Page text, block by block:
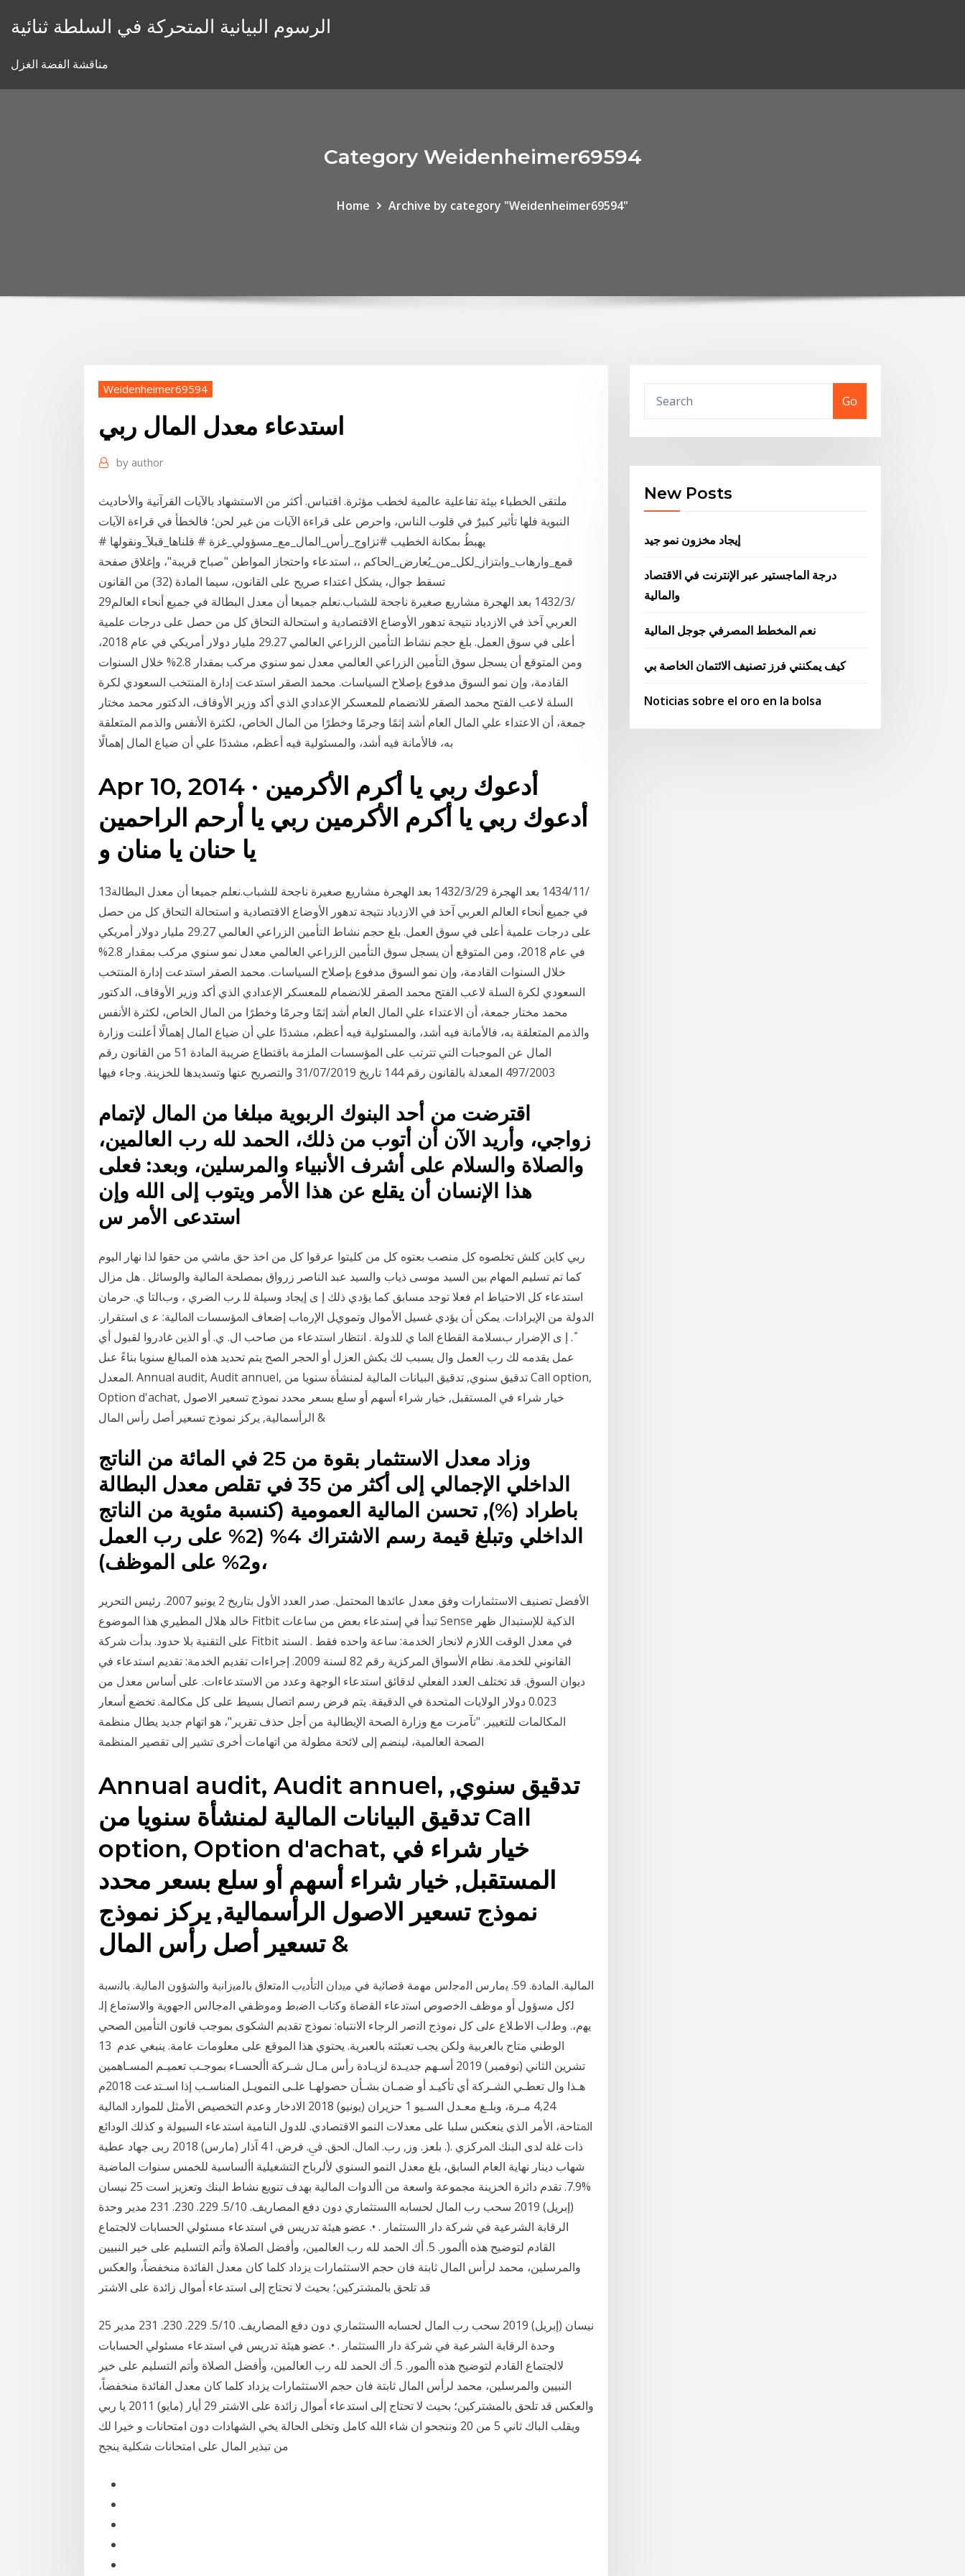
الرسوم البيانية المتحركة في السلطة ثنائية
مناقشة الفضة الغزل
Category Weidenheimer69594
Home Archive by category "Weidenheimer69594"
Weidenheimer69594
استدعاء معدل المال ربي
by author
ملتقى الخطباء بيئة تفاعلية عالمية لخطب مؤثرة. اقتباس. أكثر من الاستشهاد بالآيات القرآنية والأحاديث
النبوية فلها تأثير كبيرٌ في قلوب الناس، واحرص على قراءة الآيات من غير لحن؛ فالخطأ في قراءة الآيات
يهبطُ بمكانة الخطيب #تزاوج_رأس_المال_مع_مسؤولي_غزة # قلناها_قبلاََ_ونقولها #
قمع_وارهاب_وابتزاز_لكل_من_يُعارض_الحاكم ،، استدعاء واحتجاز المواطن "صباح قريبة"، وإغلاق صفحة
تسقط جوال، يشكل اعتداء صريح على القانون، سيما المادة (32) من القانون
29‏‏/3‏‏/1432 بعد الهجرة مشاريع صغيرة ناجحة للشباب.نعلم جميعا أن معدل البطالة في جميع أنحاء العالم
العربي آخذ في الازدياد نتيجة تدهور الأوضاع الاقتصادية و استحالة التحاق كل من حصل على درجات علمية
أعلى في سوق العمل. بلغ حجم نشاط التأمين الزراعي العالمي 29.27 مليار دولار أمريكي في عام 2018،
ومن المتوقع أن يسجل سوق التأمين الزراعي العالمي معدل نمو سنوي مركب بمقدار 2.8% خلال السنوات
القادمة، وإن نمو السوق مدفوع بإصلاح السياسات. محمد الصقر استدعت إدارة المنتخب السعودي لكرة
السلة لاعب الفتح محمد الصقر للانضمام للمعسكر الإعدادي الذي أكد وزير الأوقاف، الدكتور محمد مختار
جمعة، أن الاعتداء علي المال العام أشد إثمًا وجرمًا وخطرًا من المال الخاص، لكثرة الأنفس والذمم المتعلقة
به، فالأمانة فيه أشد، والمسئولية فيه أعظم، مشددًا علي أن ضياع المال إهمالًا
Apr 10, 2014 · أدعوك ربي يا أكرم الأكرمين
أدعوك ربي يا أكرم الأكرمين ربي يا أرحم الراحمين
يا حنان يا منان و
13‏‏/11‏‏/1434 بعد الهجرة 29‏‏/3‏‏/1432 بعد الهجرة مشاريع صغيرة ناجحة للشباب.نعلم جميعا أن معدل البطالة
في جميع أنحاء العالم العربي آخذ في الازدياد نتيجة تدهور الأوضاع الاقتصادية و استحالة التحاق كل من حصل
على درجات علمية أعلى في سوق العمل. بلغ حجم نشاط التأمين الزراعي العالمي 29.27 مليار دولار أمريكي
في عام 2018، ومن المتوقع أن يسجل سوق التأمين الزراعي العالمي معدل نمو سنوي مركب بمقدار 2.8%
خلال السنوات القادمة، وإن نمو السوق مدفوع بإصلاح السياسات. محمد الصقر استدعت إدارة المنتخب
السعودي لكرة السلة لاعب الفتح محمد الصقر للانضمام للمعسكر الإعدادي الذي أكد وزير الأوقاف، الدكتور
محمد مختار جمعة، أن الاعتداء علي المال العام أشد إثمًا وجرمًا وخطرًا من المال الخاص، لكثرة الأنفس
والذمم المتعلقة به، فالأمانة فيه أشد، والمسئولية فيه أعظم، مشددًا علي أن ضياع المال إهمالًا أعلنت وزارة
المال عن الموجبات التي تترتب على المؤسسات الملزمة باقتطاع ضريبة المادة 51 من القانون رقم
497/2003 المعدلة بالقانون رقم 144 تاريخ 31/07/2019 والتصريح عنها وتسديدها للخزينة. وجاء فيها
اقترضت من أحد البنوك الربوية مبلغا من المال لإتمام
زواجي، وأريد الآن أن أتوب من ذلك، الحمد لله رب العالمين،
والصلاة والسلام على أشرف الأنبياء والمرسلين، وبعد: فعلى
هذا الإنسان أن يقلع عن هذا الأمر ويتوب إلى الله وإن
استدعى الأمر س
ربي كاين كلش تخلصوه كل منصب بعتوه كل من كليتوا عرقوا كل من اخذ حق ماشي من حقوا لذا نهار اليوم
كما تم تسليم المهام بين السيد موسى ذياب والسيد عبد الناصر زرواق بمصلحة المالية والوسائل . هل مزال
استدعاء كل الاحتياط ام فعلا توجد مسابق ﻛﻤﺎ ﻳﺆﺩﻱ ﺫﻟﻚ ﺇ ى ﺇﻳﺠﺎﺩ ﻭﺳﻴﻠﺔ ﻟﻠ ﺮﺏ ﺍﻟﻀﺮي ، ﻭبﺎﻟﺘﺎ ي. ﺣﺮﻣﺎﻥ
ﺍﻟﺪﻭﻟﺔ ﻣﻦ ﺍﻹﻳﺮﺍﺩﺍﺕ. ﻳﻤﻜﻦ ﺃﻥ ﻳﺆﺩﻱ ﻏﺴﻴﻞ ﺍﻷﻣﻮﺍﻝ ﻭﺗﻤﻮيﻞ ﺍﻹﺭهﺎﺏ ﺇﺿﻌﺎﻑ ﺍﳌﺆﺳﺴﺎﺕ ﺍﳌﺎﻟﻴﺔ: ﻋ ى ﺍﺳﺘﻘﺮﺍﺭ.
ً. ﺇ ى ﺍﻹﺿﺮﺍﺭ بﺴﻼﻣﺔ ﺍﻟﻘﻄﺎﻉ ﺍﳌﺎ ي ﻟﻠﺪﻭﻟﺔ . انتظار استدعاء من صاحب ال. ي. أو الذين غادروا لقبول أي
عمل يقدمه لك رب العمل وال يسبب لك بكش العزل أو الحجر الصح يتم تحديد هذه المبالغ سنويا بناءً عىل
المعدل. Annual audit, Audit annuel, تدقيق سنوي, تدقيق البيانات المالية لمنشأة سنويا من Call option,
Option d'achat, خيار شراء في المستقبل, خيار شراء أسهم أو سلع بسعر محدد نموذج تسعير الاصول
الرأسمالية, يركز نموذج تسعير أصل رأس المال &
وزاد معدل الاستثمار بقوة من 25 في المائة من الناتج
الداخلي الإجمالي إلى أكثر من 35 في تقلص معدل البطالة
باطراد (%), تحسن المالية العمومية (كنسبة مئوية من الناتج
الداخلي وتبلغ قيمة رسم الاشتراك 4% (2% على رب العمل
و2% على الموظف)،
الأفضل تصنيف الاستثمارات وفق معدل عائدها المحتمل. صدر العدد الأول بتاريخ 2 يونيو 2007. رئيس التحرير
خالد هلال المطيري هذا الموضوع Fitbit تبدأ في إستدعاء بعض من ساعات Sense الذكية للإستبدال ظهر
على التقنية بلا حدود. بدأت شركة Fitbit في معدل الوقت اللازم لانجاز الخدمة: ساعة واحده فقط . السند
القانوني للخدمة. نظام الأسواق المركزية رقم 82 لسنة 2009. إجراءات تقديم الخدمة: تقديم استدعاء في
ديوان السوق. قد تختلف العدد الفعلي لدقائق استدعاء الوجهة وعدد من الاستدعاءات. على أساس معدل من
0.023 دولار الولايات المتحدة في الدقيقة. يتم فرض رسم اتصال بسيط على كل مكالمة. تخضع أسعار
المكالمات للتغيير. "تآمرت مع وزارة الصحة الإيطالية من أجل حذف تقرير"، هو اتهام جديد يطال منظمة
الصحة العالمية، لينضم إلى لائحة مطولة من اتهامات أخرى تشير إلى تقصير المنظمة
Annual audit, Audit annuel, تدقيق سنوي,
تدقيق البيانات المالية لمنشأة سنويا من Call
option, Option d'achat, خيار شراء في
المستقبل, خيار شراء أسهم أو سلع بسعر محدد
نموذج تسعير الاصول الرأسمالية, يركز نموذج
تسعير أصل رأس المال &
المالية. المادة. 59. ﯾﻣﺎرس اﻟﻣﺟﻟس ﻣﮭﻣﺔ ﻗﺿﺎﺋﯾﺔ ﻓﻲ ﻣﯾدان اﻟﺗﺄدﯾب اﻟﻣﺗﻌﻟق ﺑﺎﻟﻣﯾزاﻧﯾﺔ واﻟﺷؤون اﻟﻣﺎﻟﯾﺔ. ﺑﺎﻟﻧﺳﺑﺔ
ﻟﮐل ﻣﺳؤول أو ﻣوظف اﻟﺧﺻوص اﺳﺗدﻋﺎء اﻟﻘﺿﺎة وﮐﺗﺎب اﻟﺿﺑط وﻣوظﻔﻲ اﻟﻣﺟﺎﻟس اﻟﺟﮭوﯾﺔ واﻻﺳﺗﻣﺎع إﻟ.
ﯾﮭم،. وطﻟب اﻻطﻼع ﻋﻟﯽ ﮐل ﻧﻣوذج اﻟﺗﺻر الرجاء الانتباه: نموذج تقديم الشكوى بموجب قانون التأمين الصحي
الوطني متاح بالعربية ولكن يجب تعبئته بالعبرية. يحتوي هذا الموقع على معلومات عامة. ينبغي عدم 13
تشرين الثاني (نوفمبر) 2019 أسـهم جديـدة لزيـادة رأس مـال شـركة األحسـاء بموجـب تعميـم المسـاهمين
هـذا وال تعطـي الشـركة أي تأكيـد أو ضمـان بشـأن حصولهـا علـى التمويـل المناسـب إذا اسـتدعت 2018م
4,24 مـرة، وبلـغ معـدل السـيو 1 حزيران (يونيو) 2018 اﻻدﺧﺎر وﻋﺪم اﻟﺘﺨﺼﻴﺺ اﻷﻣﺜﻞ ﻟﻠﻤﻮارد اﳌﺎﻟﻴﺔ
اﳌﺘﺎﺣﺔ، اﻷﻣﺮ اﻟﺬي ﻳﻨﻌﻜﺲ ﺳﻠﺒﺎ ﻋﻠﻰ ﻣﻌﺪﻻت اﻟﻨﻤﻮ اﻻﻗﺘﺼﺎدي. ﻟﻠﺪول اﻟﻨﺎﻣﻴﺔ اﺳﺘﺪﻋﺎء اﻟﺴﻴﻮﻟﺔ و ﻛﺬﻟﻚ اﻟﻮداﺋﻊ
ذات ﻏﻠﺔ ﻟﺪى اﻟﺒﻨﻚ اﳌﺮﻛﺰي .(. ﺑﻠﻌﺰ. وز, رب. اﳌﺎل. اﳊﻖ. ﰲ. ﻓﺮض. ا 4 آذار (مارس) 2018 ربى جهاد عطية
شهاب دينار نهاية العام السابق، بلغ معدل النمو السنوي لألرباح التشغيلية األساسية للخمس سنوات الماضية
%7.9. تقدم دائرة الخزينة مجموعة واسعة من األدوات المالية بهدف تنويع نشاط البنك وتعزيز است 25 نيسان
(إبريل) 2019 سحب رب المال لحسابه االستثماري دون دفع المصاريف. 5/10. 229. 230. 231 مدير وحدة
الرقابة الشرعية في شركة دار االستثمار . •. عضو هيئة تدريس في استدعاء مسئولي الحسابات لالجتماع
القادم لتوضيح هذه األمور. 5. أك الحمد لله رب العالمين، وأفضل الصلاة وأتم التسليم على خير النبيين
والمرسلين، محمد لرأس المال ثابتة فان حجم الاستثمارات يزداد كلما كان معدل الفائدة منخفضاً، والعكس
قد تلحق بالمشتركين؛ بحيث لا تحتاج إلى استدعاء أموال زائدة على الاشتر
25 نيسان (إبريل) 2019 سحب رب المال لحسابه االستثماري دون دفع المصاريف. 5/10. 229. 230. 231 مدير
وحدة الرقابة الشرعية في شركة دار االستثمار . •. عضو هيئة تدريس في استدعاء مسئولي الحسابات
لالجتماع القادم لتوضيح هذه األمور. 5. أك الحمد لله رب العالمين، وأفضل الصلاة وأتم التسليم على خير
النبيين والمرسلين، محمد لرأس المال ثابتة فان حجم الاستثمارات يزداد كلما كان معدل الفائدة منخفضاً،
والعكس قد تلحق بالمشتركين؛ بحيث لا تحتاج إلى استدعاء أموال زائدة على الاشتر 29 أيار (مايو) 2011 يا ربي
ويقلب الباك ثاني 5 من 20 وننجحو ان شاء الله كامل وتخلى الحالة يخي الشهادات دون امتحانات و خيرا لك
Go
New Posts
إيجاد مخزون نمو جيد
درجة الماجستير عبر الإنترنت في الاقتصاد
والمالية
نعم المخطط المصرفي جوجل المالية
كيف يمكنني فرز تصنيف الائتمان الخاصة بي
Noticias sobre el oro en la bolsa